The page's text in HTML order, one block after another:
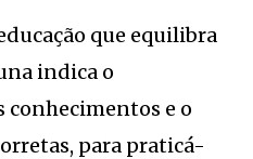
que equilibra
indica o
e o
para praticá-